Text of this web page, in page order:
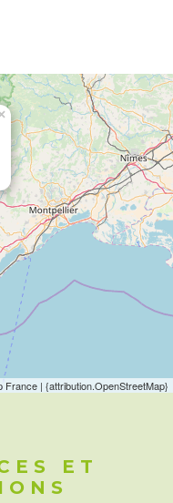
France | {attribution.OpenStreetMap}
ET